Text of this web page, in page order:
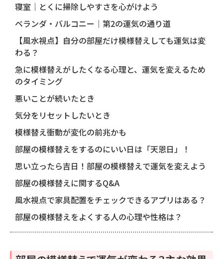
寝室｜とくに掃除しやすさを心がけよう
ベランダ・バルコニー｜第2の運気の通り道
【風水視点】自分の部屋だけ模様替えしても運気は変
わる？
急に模様替えがしたくなる心理と、運気を変えるため
のタイミング
悪いことが続いたとき
気分をリセットしたいとき
模様替え衝動が変化の前兆かも
部屋の模様替えをするのにいい日は「天恩日」！
思い立ったら吉日！部屋の模様替えで運気を変えよう
部屋の模様替えに関するQ&A
風水視点で家具配置をチェックできるアプリはある？
部屋の模様替えをよくする人の心理や性格は？